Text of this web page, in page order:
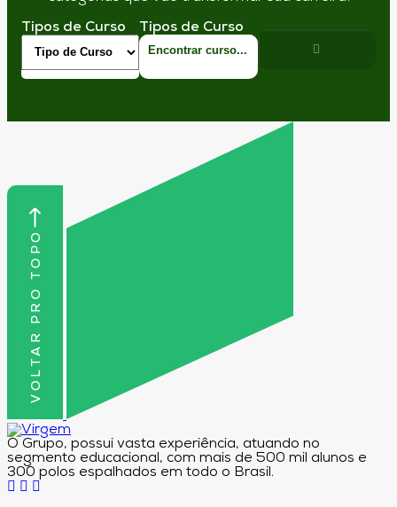
Tipos de Curso Tipos de Curso
VOLTAR PRO TOPO
O Grupo, possui vasta experiência, atuando no
segmento educacional, com mais de 500 mil alunos e
300 polos espalhados em todo o Brasil.